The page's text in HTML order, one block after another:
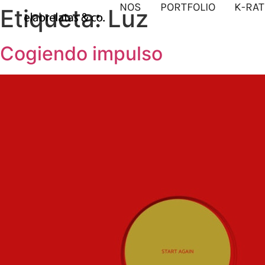
NOS PORTFOLIO K-
Etiqueta:Luz
Cogiendo impulso